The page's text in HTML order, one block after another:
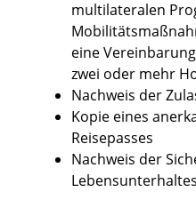
multilateralen
eine
zwei oder mehr
Nachweis der
Kopie eines
Reisepasses
Nachweis der